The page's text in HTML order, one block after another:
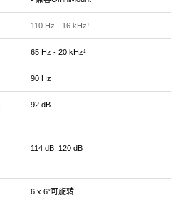
110 Hz - 16 kHz¹
65 Hz - 20 kHz¹
90 Hz
92 dB
114 dB, 120 dB
6 x 6”可旋转